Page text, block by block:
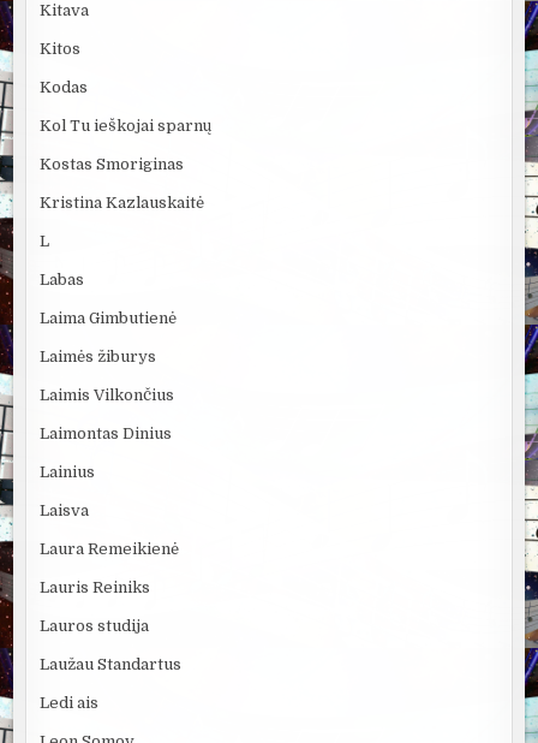
Kitava
Kitos
Kodas
Kol Tu ieškojai sparnų
Kostas Smoriginas
Kristina Kazlauskaitė
L
Labas
Laima Gimbutienė
Laimės žiburys
Laimis Vilkončius
Laimontas Dinius
Lainius
Laisva
Laura Remeikienė
Lauris Reiniks
Lauros studija
Laužau Standartus
Ledi ais